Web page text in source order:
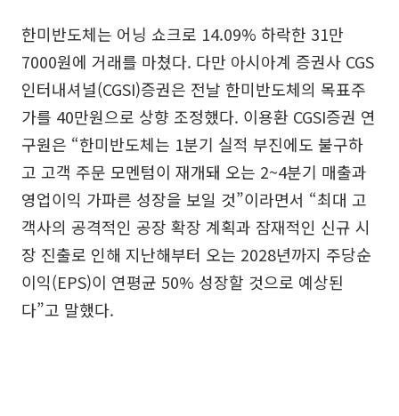
한미반도체는 어닝 쇼크로 14.09% 하락한 31만
7000원에 거래를 마쳤다. 다만 아시아계 증권사 CGS
인터내셔널(CGSI)증권은 전날 한미반도체의 목표주
가를 40만원으로 상향 조정했다. 이용환 CGSI증권 연
구원은 “한미반도체는 1분기 실적 부진에도 불구하
고 고객 주문 모멘텀이 재개돼 오는 2~4분기 매출과
영업이익 가파른 성장을 보일 것”이라면서 “최대 고
객사의 공격적인 공장 확장 계획과 잠재적인 신규 시
장 진출로 인해 지난해부터 오는 2028년까지 주당순
이익(EPS)이 연평균 50% 성장할 것으로 예상된
다”고 말했다.